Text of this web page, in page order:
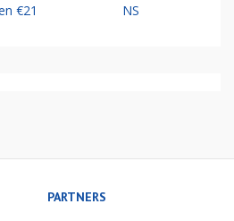
€21 NS
PARTNERS